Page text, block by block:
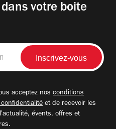
votre boite
acceptez nos conditions
et de recevoir les
évents, offres et